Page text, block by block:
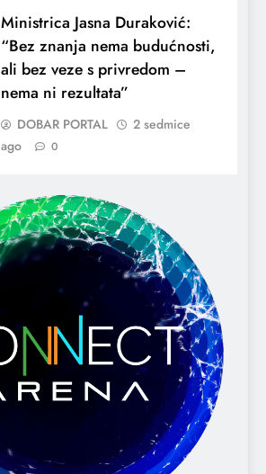
Ministrica Jasna Duraković:
“Bez znanja nema budućnosti,
ali bez veze s privredom –
nema ni rezultata”
DOBAR PORTAL
2 sedmice
ago
0